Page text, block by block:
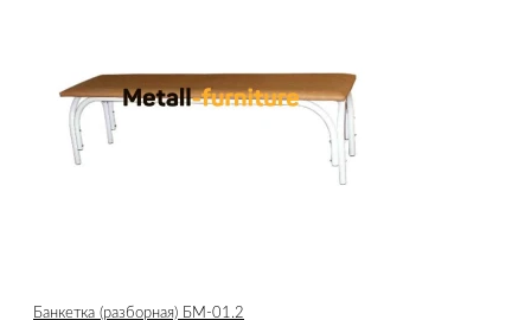
Банкетка (разборная) БМ-01.2